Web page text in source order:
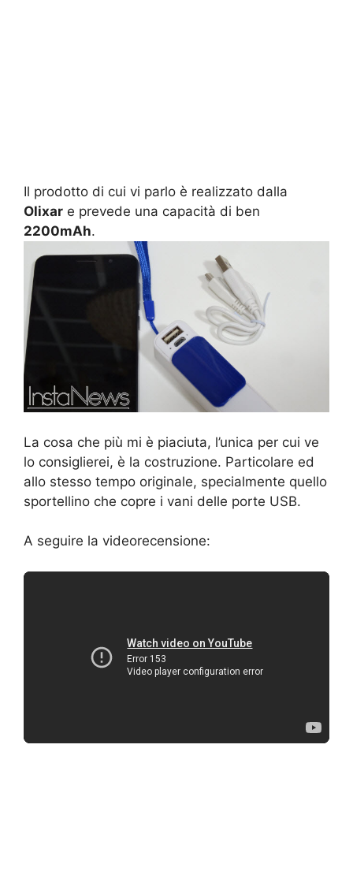
Il prodotto di cui vi parlo è realizzato dalla
Olixar e prevede una capacità di ben
2200mAh.
La cosa che più mi è piaciuta, l’unica per cui ve
lo consiglierei, è la costruzione. Particolare ed
allo stesso tempo originale, specialmente quello
sportellino che copre i vani delle porte USB.
A seguire la videorecensione: